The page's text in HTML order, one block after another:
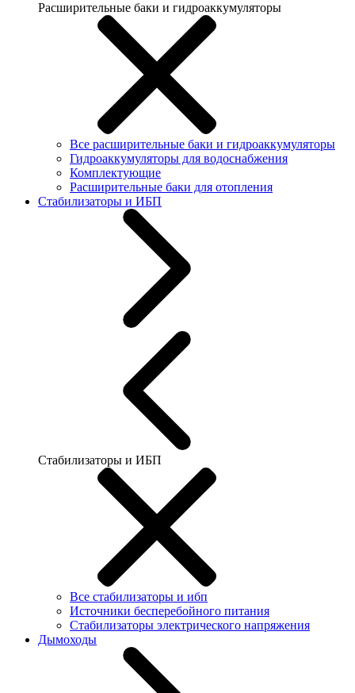
Расширительные баки и гидроаккумуляторы
Все расширительные баки и гидроаккумуляторы
Гидроаккумуляторы для водоснабжения
Комплектующие
Расширительные баки для отопления
Стабилизаторы и ИБП
Стабилизаторы и ИБП
Все стабилизаторы и ибп
Источники бесперебойного питания
Стабилизаторы электрического напряжения
Дымоходы